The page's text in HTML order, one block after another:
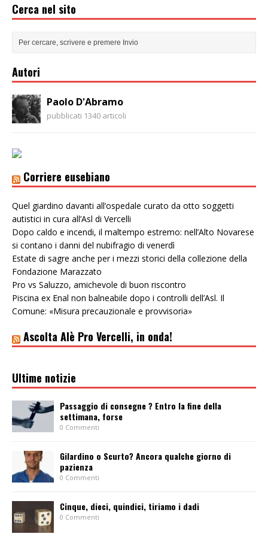
Cerca nel sito
Autori
Paolo D'Abramo
pubblicati 1340 articoli
Corriere eusebiano
Quel giardino davanti all’ospedale curato da otto soggetti
autistici in cura all’Asl di Vercelli
Dopo caldo e incendi, il maltempo estremo: nell’Alto Novarese
si contano i danni del nubifragio di venerdì
Estate di sagre anche per i mezzi storici della collezione della
Fondazione Marazzato
Pro vs Saluzzo, amichevole di buon riscontro
Piscina ex Enal non balneabile dopo i controlli dell’Asl. Il
Comune: «Misura precauzionale e provvisoria»
Ascolta Alè Pro Vercelli, in onda!
Ultime notizie
Passaggio di consegne ? Entro la fine della
settimana, forse
0 Commenti
Gilardino o Scurto? Ancora qualche giorno di
pazienza
0 Commenti
Cinque, dieci, quindici, tiriamo i dadi
0 Commenti